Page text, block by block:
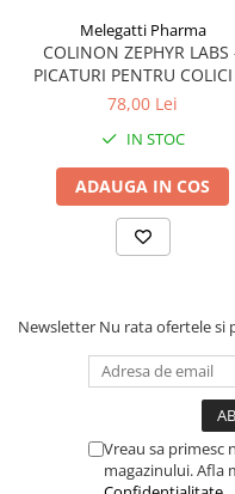
Melegatti Pharma
COLINON ZEPHYR LABS
PICATURI PENTRU COLICI
DIGESTIE USOARA
78,00 Lei
IN STOC
ADAUGA IN COS
Newsletter Nu rata ofertele si
Vreau sa primesc
magazinului. Afla